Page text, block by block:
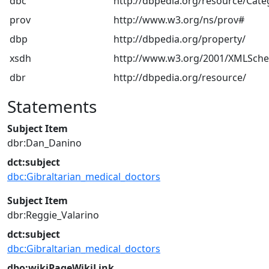
prov
http://www.w3.org/ns/prov#
dbp
http://dbpedia.org/property/
xsdh
http://www.w3.org/2001/
dbr
http://dbpedia.org/resource/
Statements
Subject Item
dbr:Dan_Danino
dct:subject
dbc:Gibraltarian_medical_doctors
Subject Item
dbr:Reggie_Valarino
dct:subject
dbc:Gibraltarian_medical_doctors